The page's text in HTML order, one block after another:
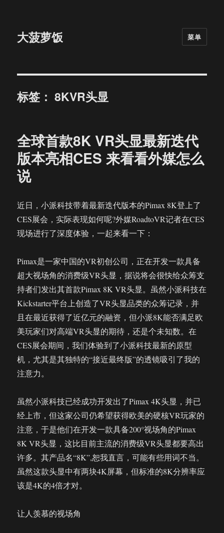
大菠萝饭 菜单
标签：8KVR头显
全球首款8K VR头显最新迭代
版本亮相CES 来看看外媒怎么
说
近日，小派科技带着最新迭代版本的Pimax 8K登上了
CES展会，实际表现如何呢?外媒RoadtoVR记者在CES
现场进行了深度体验，一起来看一下：
Pimax是一家中国的VR初创公司，正在开发一款具备
超大视场角的消费级VR头显，据说将会很快给众筹支
持者们发出其首款Pimax 8K VR头显。虽然小派科技在
Kickstarter平台上创造了VR头显品类的众筹记录，并
且在最近获得了近亿元的融资，但小派8K能否满足欧
美玩家们对高端VR头显的期待，还是个未知数。在
CES展会期间，我们体验到了小派科技最新的原型
机，尤其是其独特的“接近最终版”的透镜吸引了我的
注意力。
虽然小派科技已经成功开发出了Pimax 4K头显，并已
经上市，但这家公司仍希望获得欧美的硬核VR玩家的
注意，于是他们在开发一款具备200°视场角的Pimax
8K VR头显，这比目前主流的消费级VR头显都要高出
许多。其产品名“8K”,恕我直言，可能有些用词不当。
虽然这款头显中有两块4K屏幕，但标准的8K分辨率应
该是4K的4倍才对。
让人羡慕的视场角